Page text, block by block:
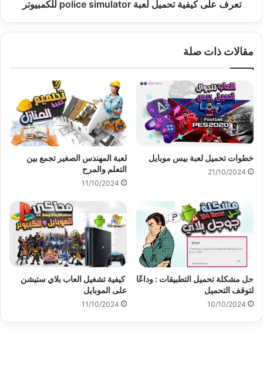
تعرف على كيفية تحميل لعبة police simulator للكمبيوتر
مقالات ذات صلة
خطوات تحميل لعبة بيس موبايل
21/10/2024
لعبة المهندس الصغير تجمع بين
التعلم والمرح
11/10/2024
حل مشكلة تحميل التطبيقات : وداعًا
لتوقف التحميل
10/10/2024
كيفية تشغيل العاب بلاي ستيشن
على الموبايل
11/10/2024